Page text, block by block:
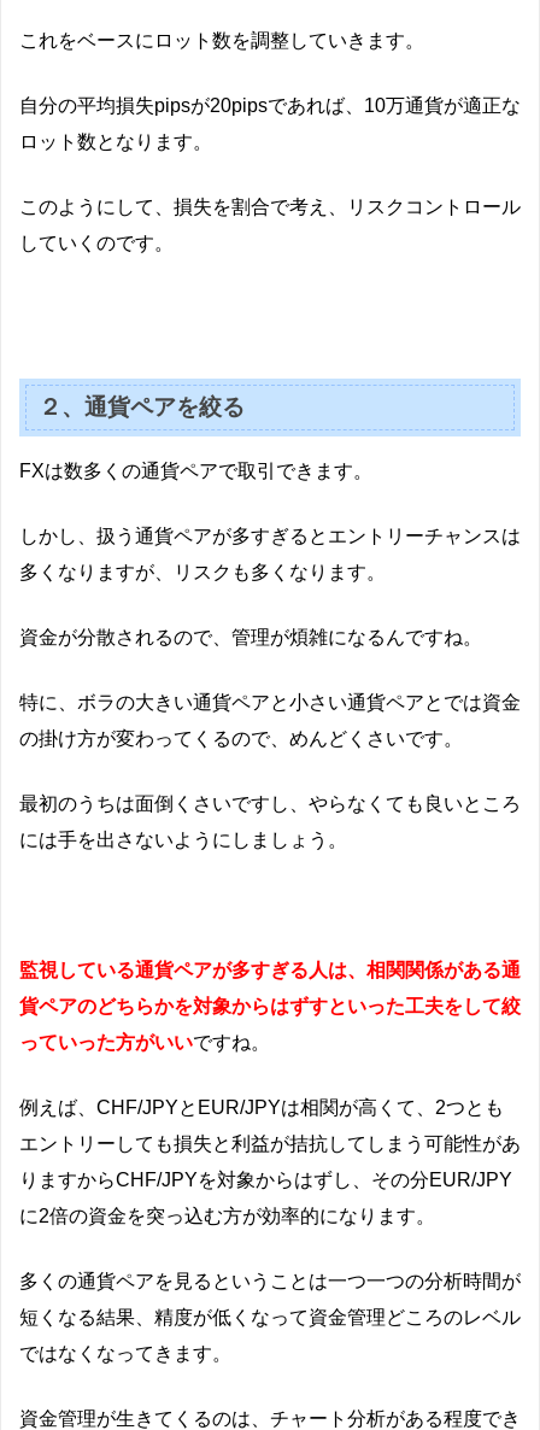
これをベースにロット数を調整していきます。
自分の平均損失pipsが20pipsであれば、10万通貨が適正な
ロット数となります。
このようにして、損失を割合で考え、リスクコントロール
していくのです。
２、通貨ペアを絞る
FXは数多くの通貨ペアで取引できます。
しかし、扱う通貨ペアが多すぎるとエントリーチャンスは
多くなりますが、リスクも多くなります。
資金が分散されるので、管理が煩雑になるんですね。
特に、ボラの大きい通貨ペアと小さい通貨ペアとでは資金
の掛け方が変わってくるので、めんどくさいです。
最初のうちは面倒くさいですし、やらなくても良いところ
には手を出さないようにしましょう。
監視している通貨ペアが多すぎる人は、相関関係がある通
貨ペアのどちらかを対象からはずすといった工夫をして絞
っていった方がいいですね。
例えば、CHF/JPYとEUR/JPYは相関が高くて、2つとも
エントリーしても損失と利益が拮抗してしまう可能性があ
りますからCHF/JPYを対象からはずし、その分EUR/JPY
に2倍の資金を突っ込む方が効率的になります。
多くの通貨ペアを見るということは一つ一つの分析時間が
短くなる結果、精度が低くなって資金管理どころのレベル
ではなくなってきます。
資金管理が生きてくるのは、チャート分析がある程度でき